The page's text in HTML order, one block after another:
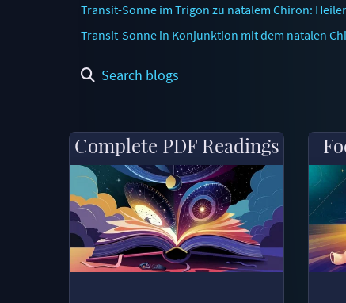
Transit-Sonne im Trigon zu natalem Chiron:
Transit-Sonne in Konjunktion mit dem natalen
Search blogs
Complete PDF Readings